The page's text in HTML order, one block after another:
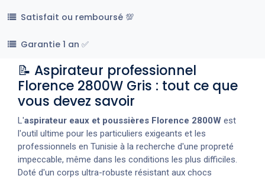
Satisfait ou remboursé 💯
Garantie 1 an ✅
📝 Aspirateur professionnel
Florence 2800W Gris : tout ce que
vous devez savoir
L'aspirateur eaux et poussières Florence 2800W est
l'outil ultime pour les particuliers exigeants et les
professionnels en Tunisie à la recherche d'une propreté
impeccable, même dans les conditions les plus difficiles.
Doté d'un corps ultra-robuste résistant aux chocs